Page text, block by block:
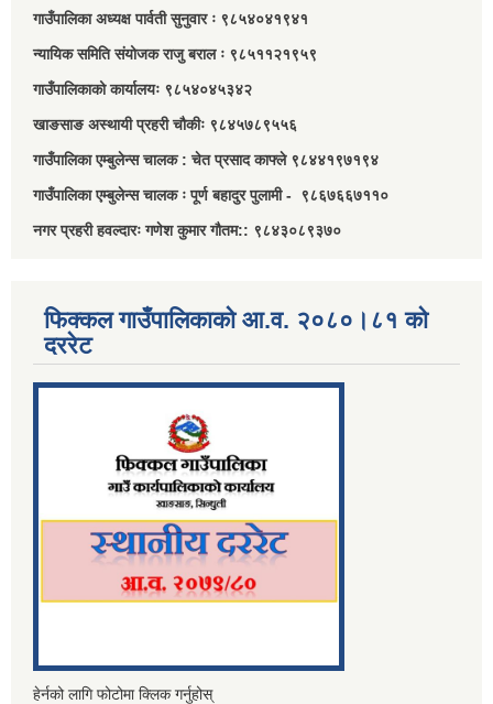
गाउँपालिका अध्यक्ष पार्वती सुनुवार ः ९८५४०४१९४१
न्यायिक समिति संयोजक राजु बराल ः ९८५११२१९५९
गाउँपालिकाको कार्यालयः ९८५४०४५३४२
खाङसाङ अस्थायी प्रहरी चौकीः ९८४५७८९५५६
गाउँपालिका एम्बुलेन्स चालक : चेत प्रसाद काफ्ले ९८४४१९७१९४
गाउँपालिका एम्बुलेन्स चालक ः पूर्ण बहादुर पुलामी - ९८६७६६७११०
नगर प्रहरी हवल्दारः गणेश कुमार गौतम:: ९८४३०८९३७०
फिक्कल गाउँपालिकाको आ.व. २०८०।८१ को
दररेट
हेर्नको लागि फोटोमा क्लिक गर्नुहोस्